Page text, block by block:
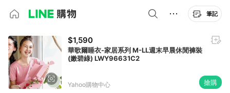
筆記
$1,590
華歌爾睡衣-家居系列 M-LL週末早晨休閒褲裝
(嫩碧綠) LWY96631C2
Yahoo購物中心 搶購